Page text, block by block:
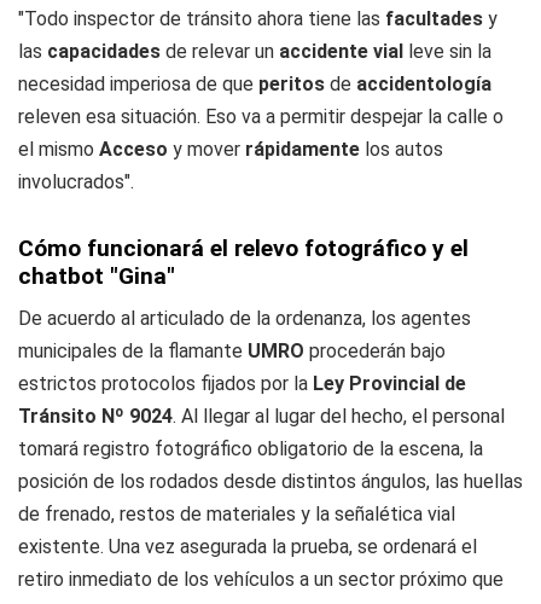
"Todo inspector de tránsito ahora tiene las facultades y
las capacidades de relevar un accidente vial leve sin la
necesidad imperiosa de que peritos de accidentología
releven esa situación. Eso va a permitir despejar la calle o
el mismo Acceso y mover rápidamente los autos
involucrados".
Cómo funcionará el relevo fotográfico y el
chatbot "Gina"
De acuerdo al articulado de la ordenanza, los agentes
municipales de la flamante UMRO procederán bajo
estrictos protocolos fijados por la Ley Provincial de
Tránsito Nº 9024. Al llegar al lugar del hecho, el personal
tomará registro fotográfico obligatorio de la escena, la
posición de los rodados desde distintos ángulos, las huellas
de frenado, restos de materiales y la señalética vial
existente. Una vez asegurada la prueba, se ordenará el
retiro inmediato de los vehículos a un sector próximo que